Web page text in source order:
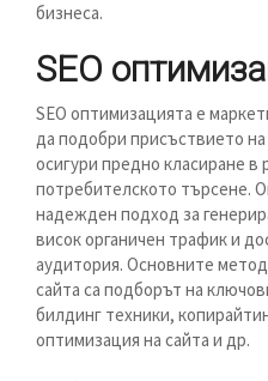
бизнеса.
SEO
SEO оптимизацията е
да подобри присъствието
осигури предно класиране в
потребителското търсене.
надежден подход за
висок органичен трафик и
аудитория. Основните
сайта са подборът на
билдинг техники,
оптимизация на сайта и др.